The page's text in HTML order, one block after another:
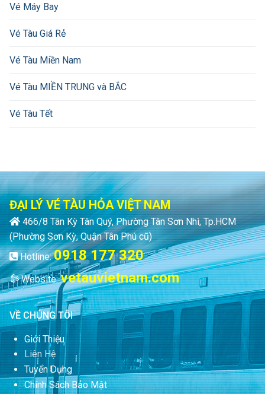
Vé Máy Bay
Vé Tàu Giá Rẻ
Vé Tàu Miền Nam
Vé Tàu MIỀN TRUNG và BẮC
Vé Tàu Tết
ĐẠI LÝ VÉ TÀU HỎA VIỆT NAM
466/8 Tân Kỳ Tân Quý, Phường Tân Sơn Nhì, Tp.HCM
(Phường Sơn Kỳ, Quận Tân Phú cũ)
Hotline:0918 177 320
Website:vetauvietnam.com
VỀ CHÚNG TÔI
Giới Thiệu
Liên Hệ
Tuyển Dụng
Chính Sách Bảo Mật